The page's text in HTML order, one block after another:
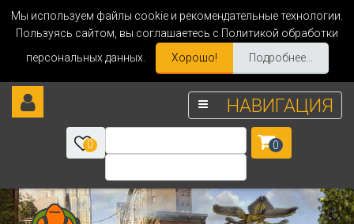
Мы используем файлы cookie и рекомендательные технологии.
Пользуясь сайтом, вы соглашаетесь с Политикой обработки
персональных данных.
Хорошо! Подробнее...
НАВИГАЦИЯ
0 0